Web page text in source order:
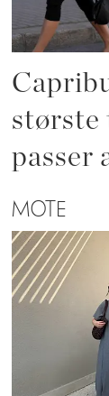
største
passer
MOTE